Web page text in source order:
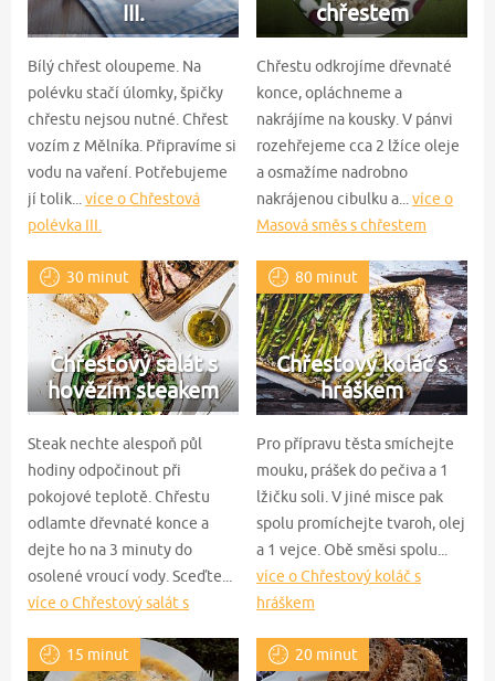
III.
Bílý chřest oloupeme. Na
polévku stačí úlomky, špičky
chřestu nejsou nutné. Chřest
vozím z Mělníka. Připravíme si
vodu na vaření. Potřebujeme
jí tolik... více o Chřestová
polévka III.
chřestem
Chřestu odkrojíme dřevnaté
konce, opláchneme a
nakrájíme na kousky. V pánvi
rozehřejeme cca 2 lžíce oleje
a osmažíme nadrobno
nakrájenou cibulku a... více o
Masová směs s chřestem
30 minut
Chřestový salát s
hovězím steakem
Steak nechte alespoň půl
hodiny odpočinout při
pokojové teplotě. Chřestu
odlamte dřevnaté konce a
dejte ho na 3 minuty do
osolené vroucí vody. Sceďte...
více o Chřestový salát s
80 minut
Chřestový koláč s
hráškem
Pro přípravu těsta smíchejte
mouku, prášek do pečiva a 1
lžičku soli. V jiné misce pak
spolu promíchejte tvaroh, olej
a 1 vejce. Obě směsi spolu...
více o Chřestový koláč s
hráškem
15 minut 20 minut